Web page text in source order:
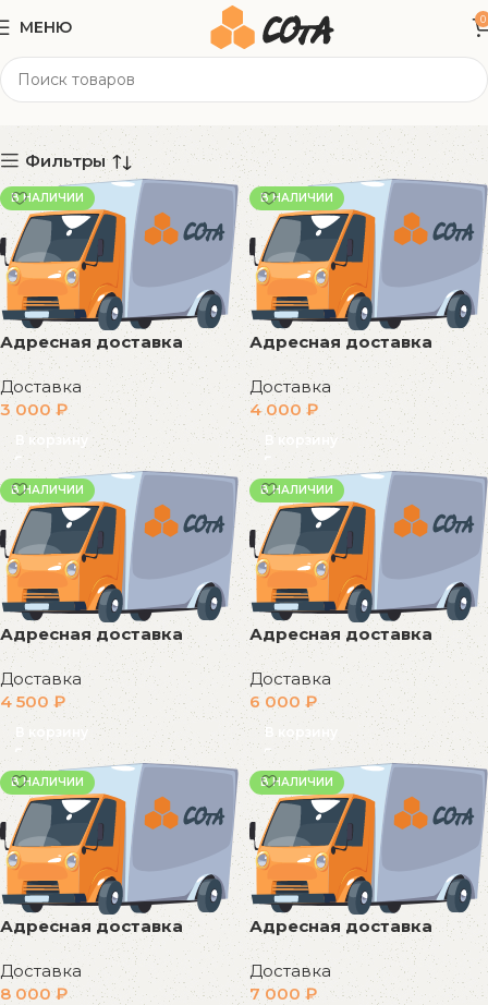
МЕНЮ 0
Доставка
Фильтры
В НАЛИЧИИ
Адресная доставка
Доставка
3 000₽
В корзину
В НАЛИЧИИ
Адресная доставка
Доставка
4 000 ₽
В корзину
В НАЛИЧИИ
Адресная доставка
Доставка
4 500 ₽
В корзину
В НАЛИЧИИ
Адресная доставка
Доставка
6 000 ₽
В корзину
В НАЛИЧИИ
Адресная доставка
Доставка
8 000₽
В НАЛИЧИИ
Адресная доставка
Доставка
7 000 ₽